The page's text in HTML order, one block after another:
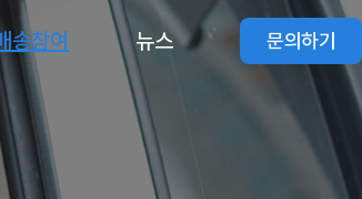
송참여 뉴스 문의하기